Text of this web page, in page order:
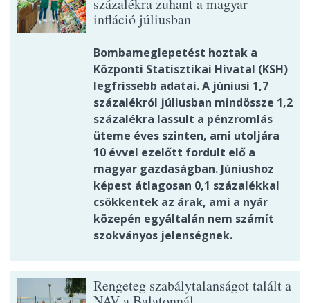
százalékra zuhant a magyar
infláció júliusban
Bombameglepetést hoztak a
Központi Statisztikai Hivatal (KSH)
legfrissebb adatai. A júniusi 1,7
százalékról júliusban mindössze 1,2
százalékra lassult a pénzromlás
üteme éves szinten, ami utoljára
10 évvel ezelőtt fordult elő a
magyar gazdaságban. Júniushoz
képest átlagosan 0,1 százalékkal
csökkentek az árak, ami a nyár
közepén egyáltalán nem számít
szokványos jelenségnek.
Rengeteg szabálytalanságot talált a